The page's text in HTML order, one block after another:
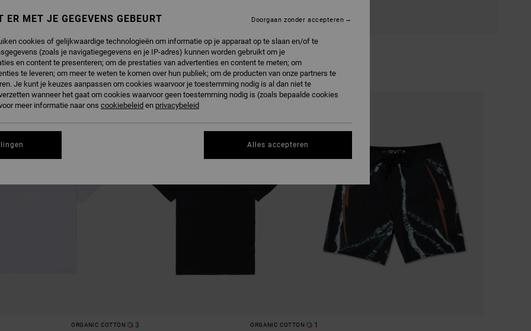
ZIJN BINNENKORT WEER VERKRIJGBAAR
ORGANIC COTTON
NIEUW PRODUCT
3 ORGANIC COTTON
NIEUW PRODUCT
1
ER MET JE GEGEVENS GEBEURT
cookies of gelijkwaardige technologieën om informatie op je apparaat op te slaan en/of te
(zoals je navigatiegegevens en je IP-adres) kunnen worden gebruikt om je
en content te presenteren; om de prestaties van advertenties en content te meten; om
te leveren; om meer te weten te komen over hun publiek; om de producten van onze partners te
Je kunt je keuzes aanpassen om cookies waarvoor je toestemming nodig is al dan niet te
wanneer het gaat om cookies waarvoor geen toestemming nodig is (zoals bepaalde cookies
meer informatie naar ons cookiebeleid en privacybeleid
Doorgaan zonder accepteren
Alles accepteren